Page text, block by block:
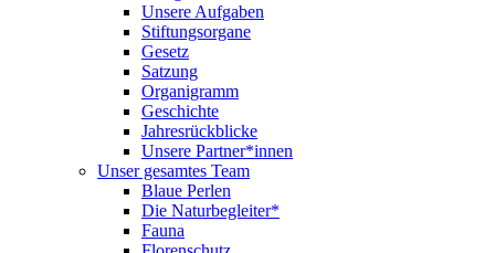
Unsere Aufgaben
Stiftungsorgane
Gesetz
Satzung
Organigramm
Geschichte
Jahresrückblicke
Unsere Partner*innen
Unser gesamtes Team
Blaue Perlen
Die Naturbegleiter*
Fauna